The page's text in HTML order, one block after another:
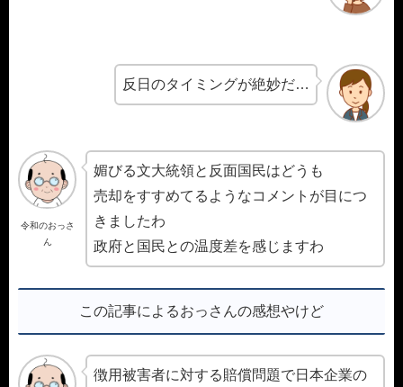
反日のタイミングが絶妙だ…
令和のおっさ
ん
媚びる文大統領と反面国民はどうも
売却をすすめてるようなコメントが目につ
きましたわ
政府と国民との温度差を感じますわ
この記事によるおっさんの感想やけど
徴用被害者に対する賠償問題で日本企業の